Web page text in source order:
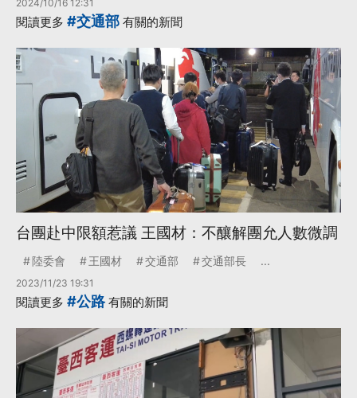
2024/10/16 12:31
閱讀更多 #交通部 有關的新聞
台團赴中限額惹議 王國材：不釀解團允人數微調
陸委會 王國材 交通部 交通部長 ...
2023/11/23 19:31
閱讀更多 #公路有關的新聞